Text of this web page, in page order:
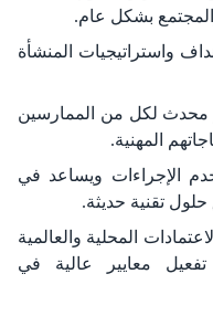
بشكل عام.‏
واستراتيجيات المنشأة
محدث لكل من الممارسين
المهنية.‏
الإجراءات ويساعد في
تقنية حديثة.‏
المحلية والعالمية
تفعيل معايير عالية ‏في